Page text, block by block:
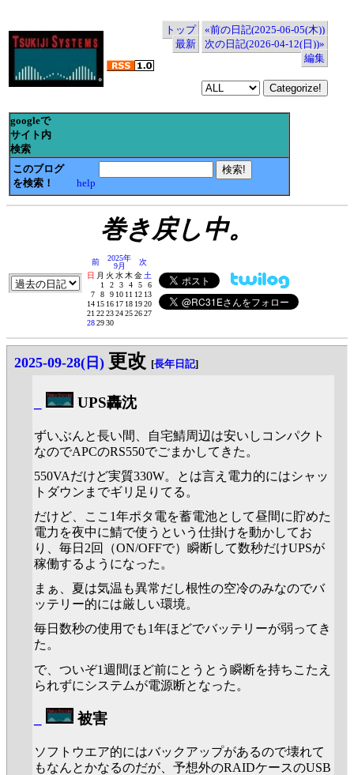
トップ
«前の日記(2025-06-05(木))
最新
次の日記(2026-04-12(日))»
編集
googleで
サイト内
検索
このブログ
を検索！
help
巻き戻し中。
前
2025年
9月
次
日 月 火 水木金土
1
2 3 4 5
6
7
8 9 10 11 12 13
14 15 16 17 18 1920
21222324252627
282930
2025-09-28(日) 更改 [長年日記]
UPS轟沈
ずいぶんと長い間、自宅鯖周辺は安いしコンパクト
なのでAPCのRS550でごまかしてきた。
550VAだけど実質330W。とは言え電力的にはシャッ
トダウンまでギリ足りてる。
だけど、ここ1年ポタ電を蓄電池として昼間に貯めた
電力を夜中に鯖で使うという仕掛けを動かしてお
り、毎日2回（ON/OFFで）瞬断して数秒だけUPSが
稼働するようになった。
まぁ、夏は気温も異常だし根性の空冷のみなのでバ
ッテリー的には厳しい環境。
毎日数秒の使用でも1年ほどでバッテリーが弱ってき
た。
で、ついぞ1週間ほど前にとうとう瞬断を持ちこたえ
られずにシステムが電源断となった。
被害
ソフトウエア的にはバックアップがあるので壊れて
もなんとかなるのだが、予想外のRAIDケースのUSB